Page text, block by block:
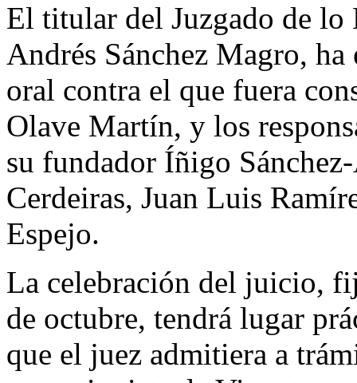
El titular del Juzgado de
Andrés Sánchez Magro,
oral contra el que fuera
Olave Martín, y los
su fundador Íñigo
Cerdeiras, Juan Luis
Espejo.
La celebración del juicio,
de octubre, tendrá lugar
que el juez admitiera a